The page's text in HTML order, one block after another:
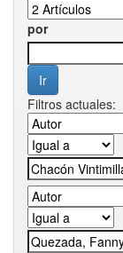
por
Filtros actuales: